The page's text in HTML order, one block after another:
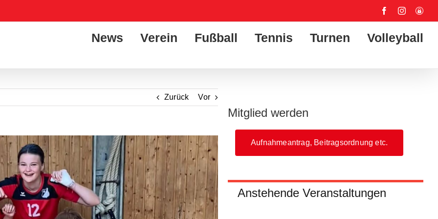
FacebookInstagram
User-
News Verein Fußball Tennis Turnen Volleyball
Zurück Vor
Mitglied werden
Aufnahmeantrag, Beitragsordnung etc.
Anstehende Veranstaltungen